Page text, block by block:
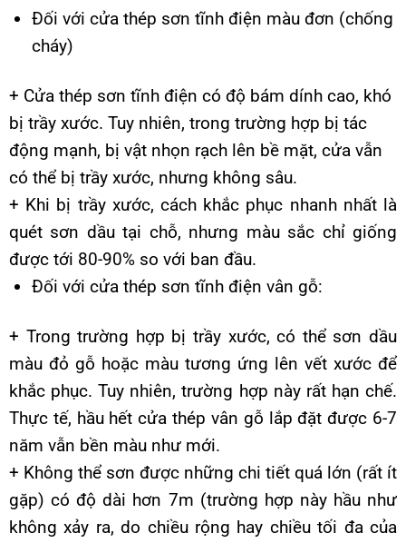
Đối với cửa thép sơn tĩnh điện màu đơn (chống
cháy)
+ Cửa thép sơn tĩnh điện có độ bám dính cao, khó
bị trầy xước. Tuy nhiên, trong trường hợp bị tác
động mạnh, bị vật nhọn rạch lên bề mặt, cửa vẫn
có thể bị trầy xước, nhưng không sâu.
+ Khi bị trầy xước, cách khắc phục nhanh nhất là
quét sơn dầu tại chỗ, nhưng màu sắc chỉ giống
được tới 80-90% so với ban đầu.
Đối với cửa thép sơn tĩnh điện vân gỗ:
+ Trong trường hợp bị trầy xước, có thể sơn dầu
màu đỏ gỗ hoặc màu tương ứng lên vết xước để
khắc phục. Tuy nhiên, trường hợp này rất hạn chế.
Thực tế, hầu hết cửa thép vân gỗ lắp đặt được 6-7
năm vẫn bền màu như mới.
+ Không thể sơn được những chi tiết quá lớn (rất ít
gặp) có độ dài hơn 7m (trường hợp này hầu như
không xảy ra, do chiều rộng hay chiều tối đa của